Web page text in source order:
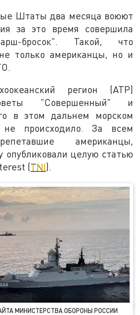
Штаты два месяца воюют
за это время совершила
бросок". Такой, что
только американцы, но и
регион (АТР)
"Совершенный" и
в этом дальнем морском
не происходило. За всем
американцы,
опубликовали целую статью
(TNI).
МИНИСТЕРСТВА ОБОРОНЫ РОССИИ